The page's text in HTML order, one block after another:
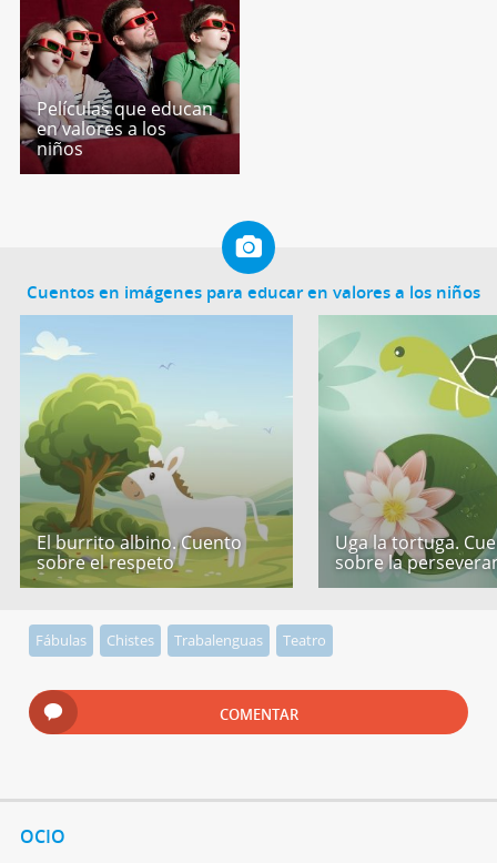
Películas que educan
en valores a los
niños
Cuentos en imágenes para educar en valores a los niños
El burrito albino. Cuento
sobre el respeto
Uga la tortuga.
sobre la
Fábulas Chistes Trabalenguas Teatro
COMENTAR
OCIO